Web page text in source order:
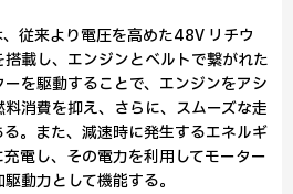
従来より電圧を高めた48V リチウ
載し、エンジンとベルトで繋がれた
を駆動することで、エンジンをアシ
消費を抑え、さらに、スムーズな走
。また、減速時に発生するエネルギ
電し、その電力を利用してモーター
動力として機能する。